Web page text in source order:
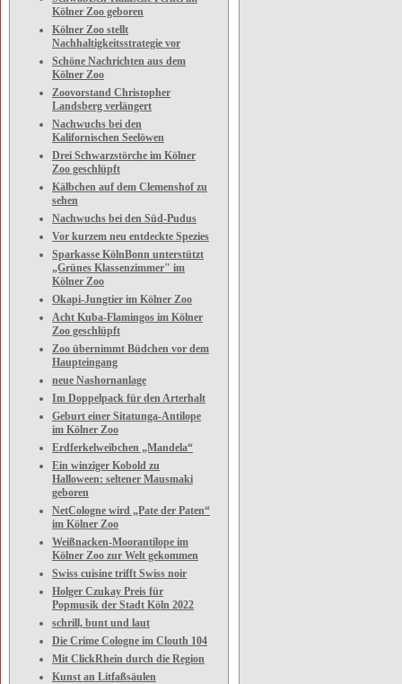
Kölner Zoo geboren
Kölner Zoo stellt
Nachhaltigkeitsstrategie vor
Schöne Nachrichten aus dem
Kölner Zoo
Zoovorstand Christopher
Landsberg verlängert
Nachwuchs bei den
Kalifornischen Seelöwen
Drei Schwarzstörche im Kölner
Zoo geschlüpft
Kälbchen auf dem Clemenshof zu
sehen
Nachwuchs bei den Süd-Pudus
Vor kurzem neu entdeckte Spezies
Sparkasse KölnBonn unterstützt
„Grünes Klassenzimmer" im
Kölner Zoo
Okapi-Jungtier im Kölner Zoo
Acht Kuba-Flamingos im Kölner
Zoo geschlüpft
Zoo übernimmt Büdchen vor dem
Haupteingang
neue Nashornanlage
Im Doppelpack für den Arterhalt
Geburt einer Sitatunga-Antilope
im Kölner Zoo
Erdferkelweibchen „Mandela“
Ein winziger Kobold zu
Halloween: seltener Mausmaki
geboren
NetCologne wird „Pate der Paten“
im Kölner Zoo
Weißnacken-Moorantilope im
Kölner Zoo zur Welt gekommen
Swiss cuisine trifft Swiss noir
Holger Czukay Preis für
Popmusik der Stadt Köln 2022
schrill, bunt und laut
Die Crime Cologne im Clouth 104
Mit ClickRhein durch die Region
Kunst an Litfaßsäulen